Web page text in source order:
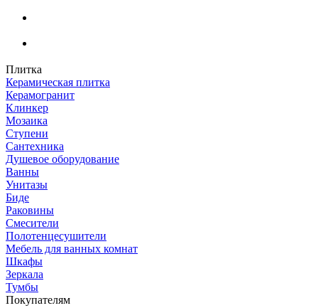
Плитка
Керамическая плитка
Керамогранит
Клинкер
Мозаика
Ступени
Сантехника
Душевое оборудование
Ванны
Унитазы
Биде
Раковины
Смесители
Полотенцесушители
Мебель для ванных комнат
Шкафы
Зеркала
Тумбы
Покупателям